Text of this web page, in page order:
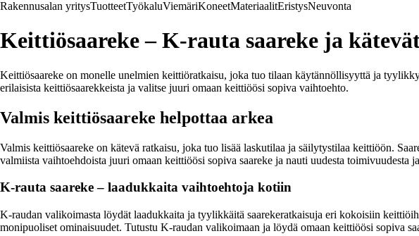
Rakennusalan yritysTuotteetTyökaluViemäriKoneetMateriaalitEristysNeuvonta
Keittiösaareke – K-rauta saareke ja
Keittiösaareke on monelle unelmien keittiöratkaisu, joka tuo tilaan käytännöllisyyttä ja
erilaisista keittiösaarekkeista ja valitse juuri omaan keittiöösi sopiva vaihtoehto.
Valmis keittiösaareke helpottaa arkea
Valmis keittiösaareke on kätevä ratkaisu, joka tuo lisää laskutilaa ja säilytystilaa keittiöön.
valmiista vaihtoehdoista juuri omaan keittiöösi sopiva saareke ja nauti uudesta toimivuudesta
K-rauta saareke – laadukkaita vaihtoehtoja kotiin
K-raudan valikoimasta löydät laadukkaita ja tyylikkäitä saarekeratkaisuja eri kokoisiin
monipuoliset ominaisuudet. Tutustu K-raudan valikoimaan ja löydä omaan keittiöösi sopiva